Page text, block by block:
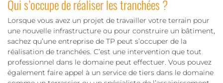
Qui s’occupe de réaliser les tranchées ?
Lorsque vous avez un projet de travailler votre terrain pour
une nouvelle infrastructure ou pour construire un bâtiment,
sachez qu’une entreprise de TP peut s’occuper de la
réalisation de tranchées. C’est une intervention que tout
professionnel dans le domaine peut effectuer. Vous pouvez
également faire appel à un service de tiers dans le domaine